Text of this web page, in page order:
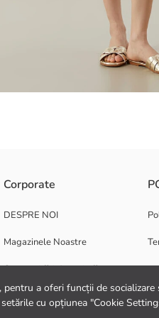
a oferi funcții de
cu opțiunea "Cookie
Corporate
DESPRE NOI
Magazinele Noastre
Oportunități de carieră
Suport corporativ